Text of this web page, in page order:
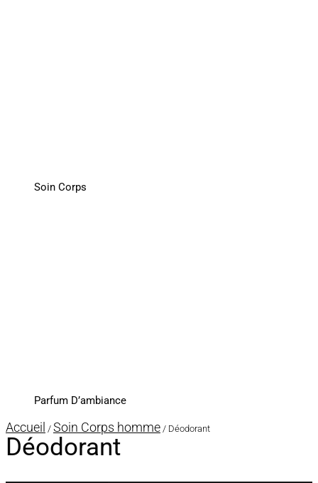
Soin Corps
Parfum D’ambiance
Accueil / Soin Corps homme / Déodorant
Déodorant